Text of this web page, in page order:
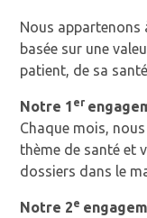
Nous appartenons
basée sur une
patient, de sa
Notre 1 er
Chaque mois,
thème de santé et
dossiers dans le
Notre 2e